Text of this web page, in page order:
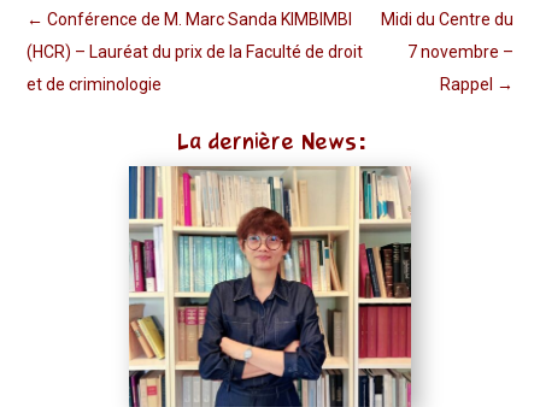
←Conférence de M. Marc Sanda KIMBIMBI
(HCR) – Lauréat du prix de la Faculté de droit
et de criminologie
Midi du Centre du
7 novembre –
Rappel →
La dernière News: